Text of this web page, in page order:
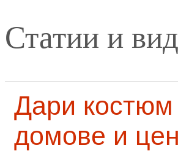
Статии и
Дари костюм
домове и